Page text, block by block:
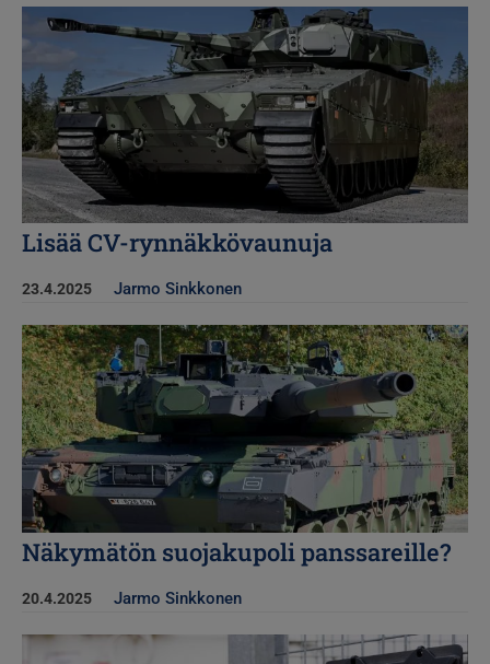
Kuva
Lisää CV-rynnäkkövaunuja
23.4.2025 Jarmo Sinkkonen
Kuva
Näkymätön suojakupoli panssareille?
20.4.2025 Jarmo Sinkkonen
Kuva